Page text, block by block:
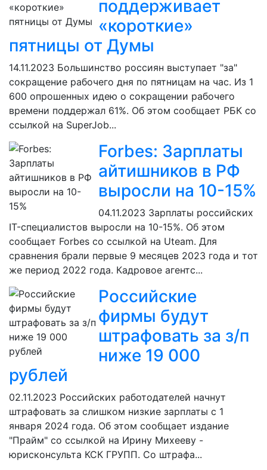
поддерживает
«короткие»
пятницы от Думы
14.11.2023 Большинство россиян выступает "за"
сокращение рабочего дня по пятницам на час. Из 1
600 опрошенных идею о сокращении рабочего
времени поддержал 61%. Об этом сообщает РБК со
ссылкой на SuperJob...
Forbes: Зарплаты
айтишников в РФ
выросли на 10-15%
04.11.2023 Зарплаты российских
IT-специалистов выросли на 10-15%. Об этом
сообщает Forbes со ссылкой на Uteam. Для
сравнения брали первые 9 месяцев 2023 года и тот
же период 2022 года. Кадровое агентс...
Российские
фирмы будут
штрафовать за з/п
ниже 19 000
рублей
02.11.2023 Российских работодателей начнут
штрафовать за слишком низкие зарплаты с 1
января 2024 года. Об этом сообщает издание
"Прайм" со ссылкой на Ирину Михееву -
юрисконсульта КСК ГРУПП. Со штрафа...